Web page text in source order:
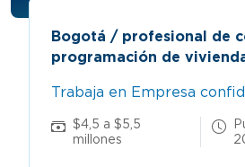
Bogotá / profesional de
programación de
Trabaja en Empresa
$4,5 a $5,5
millones